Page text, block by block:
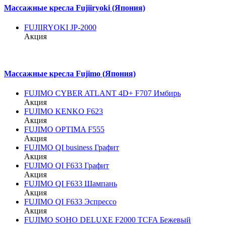
Массажные кресла Fujiiryoki (Япония)
FUJIIRYOKI JP-2000
Акция
Массажные кресла Fujimo (Япония)
FUJIMO CYBER ATLANT 4D+ F707 Имбирь
Акция
FUJIMO KENKO F623
Акция
FUJIMO OPTIMA F555
Акция
FUJIMO QI business Графит
Акция
FUJIMO QI F633 Графит
Акция
FUJIMO QI F633 Шампань
Акция
FUJIMO QI F633 Эспрессо
Акция
FUJIMO SOHO DELUXE F2000 TCFA Бежевый